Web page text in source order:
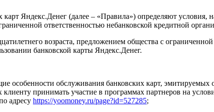
Яндекс.Денег (далее – «Правила») определяют условия,
ответственностью небанковской кредитной
возраста, предложением общества с
банковской карты Яндекс.Денег.
особенности обслуживания банковских карт, эмитируемых
принимать участие в программах партнеров на
адресу https://yoomoney.ru/page?id=527285;